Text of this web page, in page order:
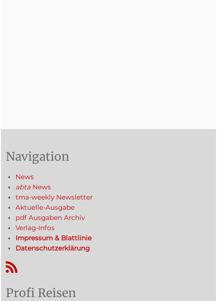
Navigation
News
abta News
tma-weekly Newsletter
Aktuelle-Ausgabe
pdf Ausgaben Archiv
Verlag-Infos
Impressum & Blattlinie
Datenschutzerklärung
RSS-Feed
Profi Reisen